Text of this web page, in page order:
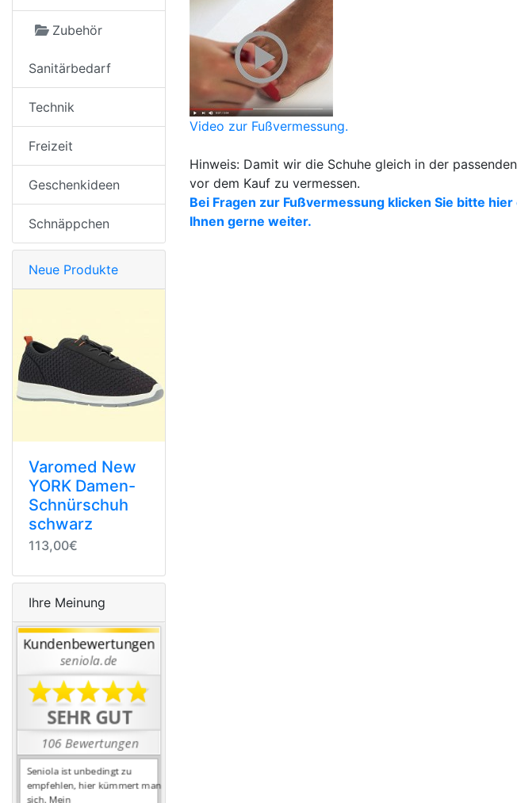
Video zur Fußvermessung.
Hinweis: Damit wir die Schuhe gleich in der
vor dem Kauf zu vermessen.
Bei Fragen zur Fußvermessung klicken Sie bitte
Ihnen gerne weiter.
Zubehör
Sanitärbedarf
Technik
Freizeit
Geschenkideen
Schnäppchen
Neue Produkte
Varomed New
YORK Damen-
Schnürschuh
schwarz
113,00€
Ihre Meinung